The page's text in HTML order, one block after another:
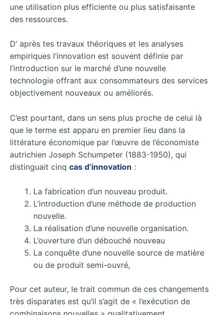
une utilisation plus efficiente ou plus satisfaisante
des ressources.
D’ après tes travaux théoriques et les analyses
empiriques l’innovation est souvent définie par
l’introduction sur le marché d’une nouvelle
technologie offrant aux consommateurs des services
objectivement nouveaux ou améliorés.
C’est pourtant, dans un sens plus proche de celui là
que le terme est apparu en premier lieu dans la
littérature économique par l’œuvre de l’économiste
autrichien Joseph Schumpeter (1883-1950), qui
distinguait cinq cas d’innovation :
La fabrication d’un nouveau produit.
L’introduction d’une méthode de production
nouvelle.
La réalisation d’une nouvelle organisation.
L’ouverture d’un débouché nouveau
La conquête d’une nouvelle source de matière
ou de produit semi-ouvré,
Pour cet auteur, le trait commun de ces changements
très disparates est qu’il s’agit de « l’exécution de